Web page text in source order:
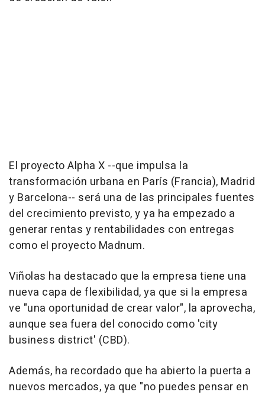
El proyecto Alpha X --que impulsa la
transformación urbana en París (Francia), Madrid
y Barcelona-- será una de las principales fuentes
del crecimiento previsto, y ya ha empezado a
generar rentas y rentabilidades con entregas
como el proyecto Madnum.
Viñolas ha destacado que la empresa tiene una
nueva capa de flexibilidad, ya que si la empresa
ve "una oportunidad de crear valor", la aprovecha,
aunque sea fuera del conocido como 'city
business district' (CBD).
Además, ha recordado que ha abierto la puerta a
nuevos mercados, ya que "no puedes pensar en